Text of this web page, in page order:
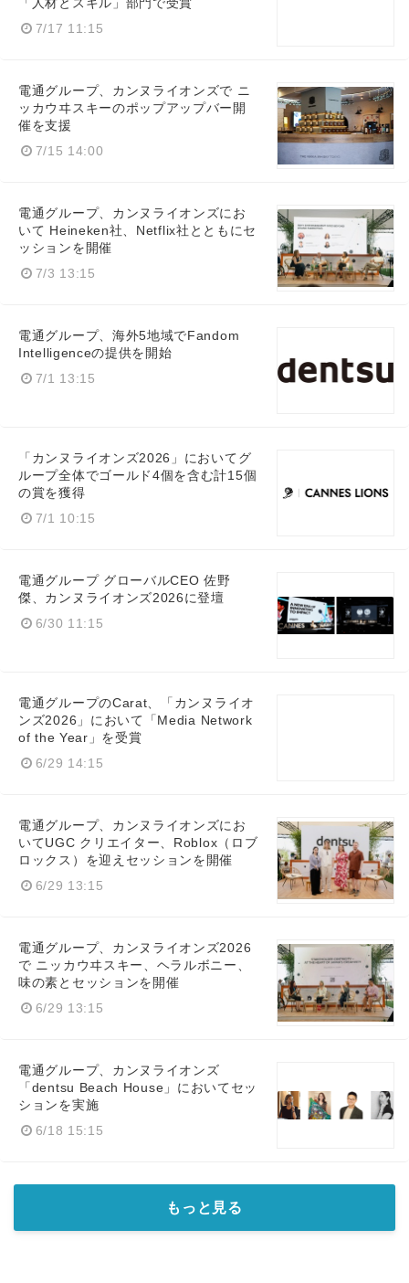
「人材とスキル」部門で受賞
7/17 11:15
電通グループ、カンヌライオンズで ニ
ッカウヰスキーのポップアップバー開
催を支援
7/15 14:00
電通グループ、カンヌライオンズにお
いて Heineken社、Netflix社とともにセ
ッションを開催
7/3 13:15
電通グループ、海外5地域でFandom
Intelligenceの提供を開始
7/1 13:15
「カンヌライオンズ2026」においてグ
ループ全体でゴールド4個を含む計15個
の賞を獲得
7/1 10:15
電通グループ グローバルCEO 佐野
傑、カンヌライオンズ2026に登壇
6/30 11:15
電通グループのCarat、「カンヌライオ
ンズ2026」において「Media Network
of the Year」を受賞
6/29 14:15
電通グループ、カンヌライオンズにお
いてUGC クリエイター、Roblox（ロブ
ロックス）を迎えセッションを開催
6/29 13:15
電通グループ、カンヌライオンズ2026
で ニッカウヰスキー、ヘラルボニー、
味の素とセッションを開催
6/29 13:15
電通グループ、カンヌライオンズ
「dentsu Beach House」においてセッ
ションを実施
6/18 15:15
もっと見る